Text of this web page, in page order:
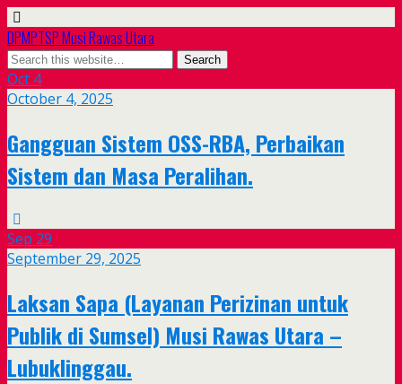
DPMPTSP Musi Rawas Utara
Oct 4
October 4, 2025
Gangguan Sistem OSS-RBA, Perbaikan
Sistem dan Masa Peralihan.
Sep 29
September 29, 2025
Laksan Sapa (Layanan Perizinan untuk
Publik di Sumsel) Musi Rawas Utara –
Lubuklinggau.